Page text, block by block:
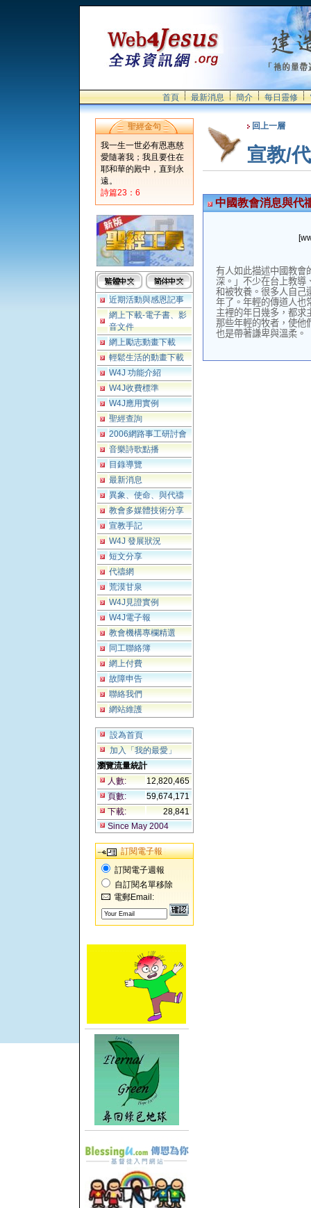
首頁 最新消息 簡介 每日靈修
聖經金句
我一生一世必有恩惠慈
愛隨著我；我且要住在
耶和華的殿中，直到永
遠。
詩篇23：6
近期活動與感恩記事
網上下載-電子書、影
音文件
網上勵志動畫下載
輕鬆生活的動畫下載
W4J 功能介紹
W4J收費標準
W4J應用實例
聖經查詢
2006網路事工研討會
音樂詩歌點播
目錄導覽
最新消息
異象、使命、與代禱
教會多媒體技術分享
宣教手記
W4J 發展狀況
短文分享
代禱網
荒漠甘泉
W4J見證實例
W4J電子報
教會機構專欄精選
同工聯絡簿
網上付費
故障申告
聯絡我們
網站維護
設為首頁
加入「我的最愛」
瀏覽流量統計
人數:
12,820,465
頁數:
59,674,171
下載:
28,841
Since May 2004
訂閱電子報
訂閱電子週報
自訂閱名單移除
電郵Email:
回上一層
宣教/
中國教會消息與代
有人如此描述中國教會
深。」不少在台上教導
和被牧養。很多人自己
年了。年輕的傳道人也
主裡的年日幾多，都求
那些年輕的牧者，使他
也是帶著謙卑與溫柔。